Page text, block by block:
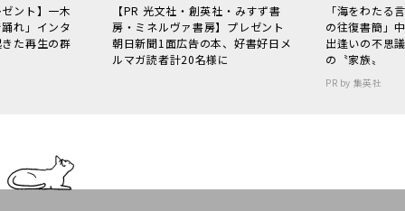
ント】一木
れ」インタ
た再生の群
【PR 光文社・創英社・みすず書
房・ミネルヴァ書房】プレゼント
朝日新聞1面広告の本、好書好日メ
ルマガ読者計20名様に
「海をわた
の往復書簡」
出逢いの不思
の〝家族〟
PR by 集英社